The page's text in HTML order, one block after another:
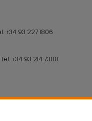
+34 93 227 1806
Tel.+34 93 214 7300